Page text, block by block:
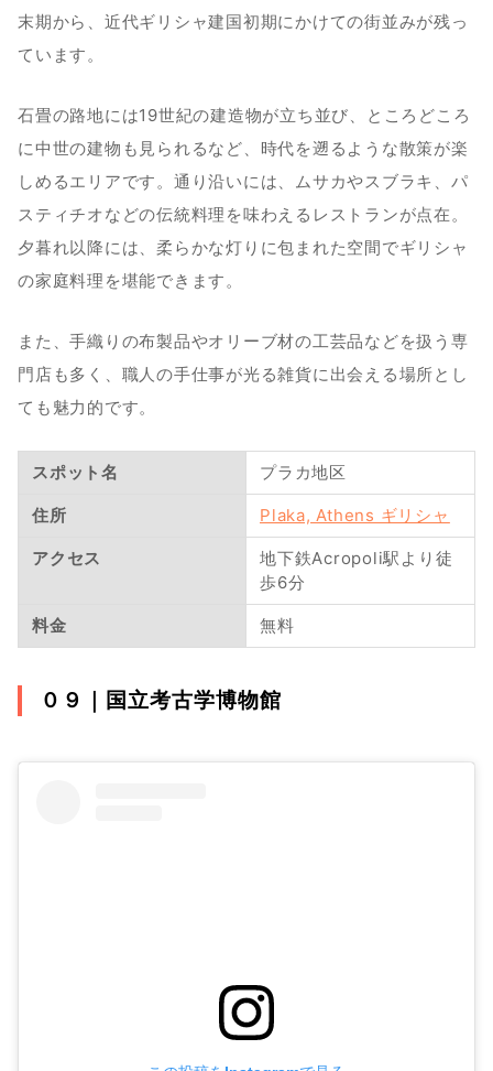
末期から、近代ギリシャ建国初期にかけての街並みが残っ
ています。
石畳の路地には19世紀の建造物が立ち並び、ところどころ
に中世の建物も見られるなど、時代を遡るような散策が楽
しめるエリアです。通り沿いには、ムサカやスブラキ、パ
スティチオなどの伝統料理を味わえるレストランが点在。
夕暮れ以降には、柔らかな灯りに包まれた空間でギリシャ
の家庭料理を堪能できます。
また、手織りの布製品やオリーブ材の工芸品などを扱う専
門店も多く、職人の手仕事が光る雑貨に出会える場所とし
ても魅力的です。
スポット名 プラカ地区
住所 Plaka, Athens ギリシャ
アクセス
地下鉄Acropoli駅より徒
歩6分
料金 無料
０９｜ 国立考古学博物館